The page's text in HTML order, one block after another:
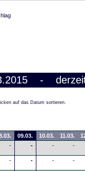
-
auf das Datum sortieren.
09.03. 10.03. 11.03.
- - - -
- - - -